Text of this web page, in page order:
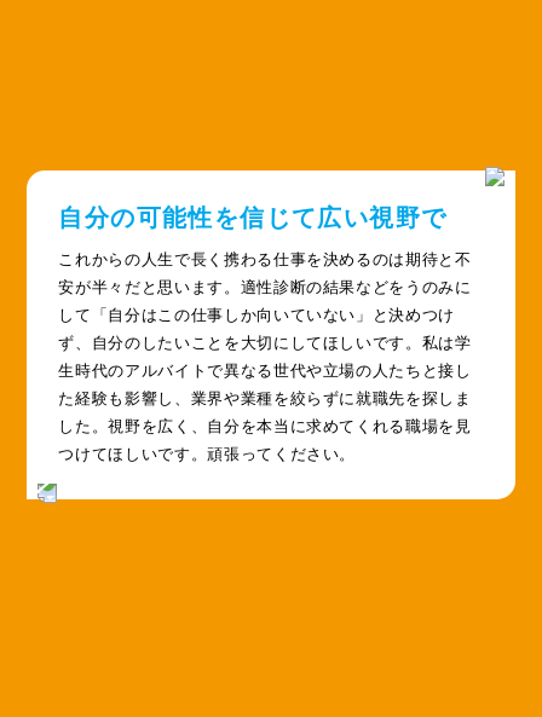
自分の可能性を信じて広い視野で
これからの人生で長く携わる仕事を決めるのは期待と不
安が半々だと思います。適性診断の結果などをうのみに
して「自分はこの仕事しか向いていない」と決めつけ
ず、自分のしたいことを大切にしてほしいです。私は学
生時代のアルバイトで異なる世代や立場の人たちと接し
た経験も影響し、業界や業種を絞らずに就職先を探しま
した。視野を広く、自分を本当に求めてくれる職場を見
つけてほしいです。頑張ってください。